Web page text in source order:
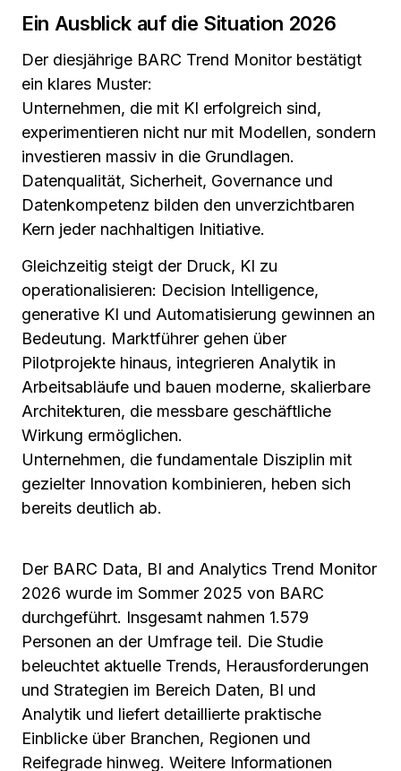
Ein Ausblick auf die Situation 2026
Der diesjährige BARC Trend Monitor bestätigt
ein klares Muster:
Unternehmen, die mit KI erfolgreich sind,
experimentieren nicht nur mit Modellen, sondern
investieren massiv in die Grundlagen.
Datenqualität, Sicherheit, Governance und
Datenkompetenz bilden den unverzichtbaren
Kern jeder nachhaltigen Initiative.
Gleichzeitig steigt der Druck, KI zu
operationalisieren: Decision Intelligence,
generative KI und Automatisierung gewinnen an
Bedeutung. Marktführer gehen über
Pilotprojekte hinaus, integrieren Analytik in
Arbeitsabläufe und bauen moderne, skalierbare
Architekturen, die messbare geschäftliche
Wirkung ermöglichen.
Unternehmen, die fundamentale Disziplin mit
gezielter Innovation kombinieren, heben sich
bereits deutlich ab.
Der BARC Data, BI and Analytics Trend Monitor
2026 wurde im Sommer 2025 von BARC
durchgeführt. Insgesamt nahmen 1.579
Personen an der Umfrage teil. Die Studie
beleuchtet aktuelle Trends, Herausforderungen
und Strategien im Bereich Daten, BI und
Analytik und liefert detaillierte praktische
Einblicke über Branchen, Regionen und
Reifegrade hinweg. Weitere Informationen